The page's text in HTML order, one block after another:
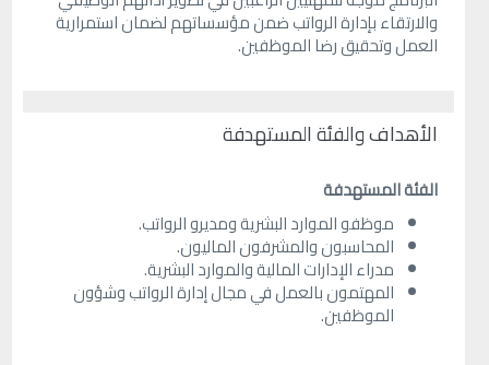
والارتقاء بإدارة الرواتب ضمن مؤسساتهم لضمان استمرارية
العمل وتحقيق رضا الموظفين.
الأهداف والفئة المستهدفة
الفئة المستهدفة
موظفو الموارد البشرية ومديرو الرواتب.
المحاسبون والمشرفون الماليون.
مدراء الإدارات المالية والموارد البشرية.
المهتمون بالعمل في مجال إدارة الرواتب وشؤون
الموظفين.